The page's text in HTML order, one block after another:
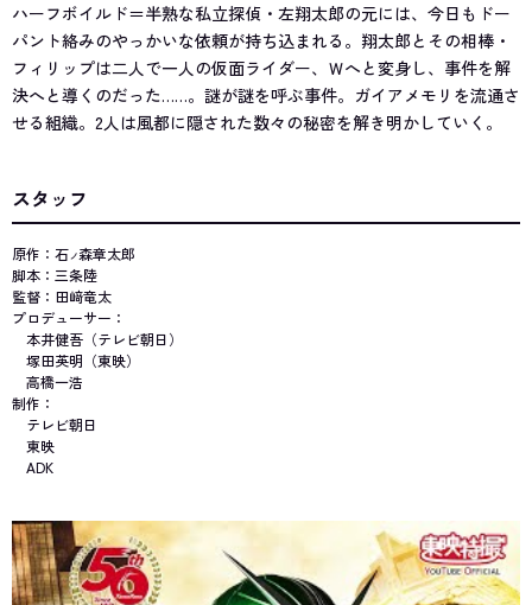
ハーフボイルド＝半熟な私立探偵・左翔太郎の元には、今日もドー
パント絡みのやっかいな依頼が持ち込まれる。翔太郎とその相棒・
フィリップは二人で一人の仮面ライダー、Ｗへと変身し、事件を解
決へと導くのだった……。謎が謎を呼ぶ事件。ガイアメモリを流通さ
せる組織。2人は風都に隠された数々の秘密を解き明かしていく。
スタッフ
原作：石ノ森章太郎
脚本：三条陸
監督：田﨑竜太
プロデューサー：
本井健吾（テレビ朝日）
塚田英明（東映）
高橋一浩
制作：
テレビ朝日
東映
ADK